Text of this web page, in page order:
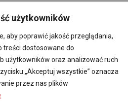
użytkowników
aby poprawić jakość przeglądania,
treści dostosowane do
użytkowników oraz analizować ruch
„Akceptuj wszystkie” oznacza
przez nas plików
że Ukraińcy handlują polskimi orderami
[...] Read More